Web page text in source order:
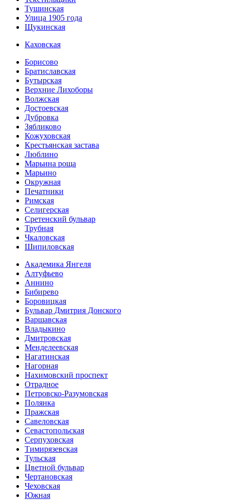
Тушинская
Улица 1905 года
Щукинская
Каховская
Борисово
Братиславская
Бутырская
Верхние Лихоборы
Волжская
Достоевская
Дубровка
Зябликово
Кожуховская
Крестьянская застава
Люблино
Марьина роща
Марьино
Окружная
Печатники
Римская
Селигерская
Сретенский бульвар
Трубная
Чкаловская
Шипиловская
Академика Янгеля
Алтуфьево
Аннино
Бибирево
Боровицкая
Бульвар Дмитрия Донского
Варшавская
Владыкино
Дмитровская
Менделеевская
Нагатинская
Нагорная
Нахимовский проспект
Отрадное
Петровско-Разумовская
Полянка
Пражская
Савеловская
Севасто­польская
Серпуховская
Тимирязевская
Тульская
Цветной бульвар
Чертановская
Чеховская
Южная